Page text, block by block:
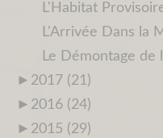
L'Habitat
L'Arrivée Dans la
Le Démontage de
► 2017 (21)
► 2016 (24)
► 2015 (29)